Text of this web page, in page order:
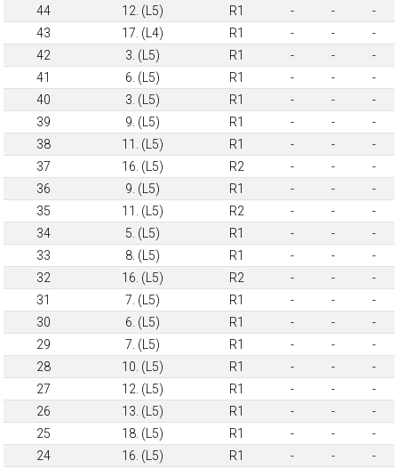
44
12. (L5) R1 - -
-
43
17. (L4) R1 - -
-
42
3. (L5) R1 - -
-
41
6. (L5) R1 - -
-
40
3. (L5) R1 - -
-
39
9. (L5) R1 - -
-
38
11. (L5) R1 - -
-
37
16. (L5) R2 - -
-
36
9. (L5) R1 - -
-
35
11. (L5) R2 - -
-
34
5. (L5) R1 - -
-
33
8. (L5) R1 - -
-
32
16. (L5) R2 - -
-
31
7. (L5) R1 - -
-
30
6. (L5) R1 - -
-
29
7. (L5) R1 - -
-
28
10. (L5) R1 - -
-
27
12. (L5) R1 - -
-
26
13. (L5) R1 - -
-
25
18. (L5) R1 - -
-
24
16. (L5) R1 - -
-